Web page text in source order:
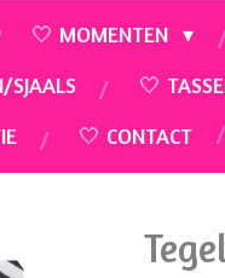
🤍 MOMENTEN
🤍
🤍 CONTACT